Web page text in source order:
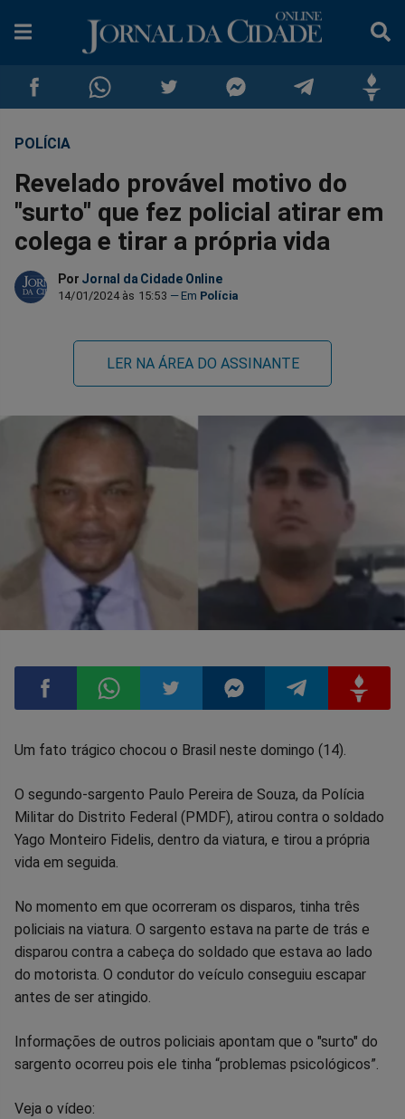
Compartilhar
no
Facebook
Compartilhar
no
Whatsapp
no
Twitter
no
Messenger
no
Telegram
POLÍCIA
Revelado provável motivo do
"surto" que fez policial atirar em
colega e tirar a própria vida
Por Jornal da Cidade Online
14/01/2024 às 15:53 Polícia
LER NA ÁREA DO ASSINANTE
Compartilhar
no
Facebook
Compartilhar
no
Whatsapp
Compartilhar
no
Twitter
Compartilhar
no
Messenger
Compartilhar
no
Telegram
no
Gettr
Um fato trágico chocou o Brasil neste domingo (14).
O segundo-sargento Paulo Pereira de Souza, da Polícia
Militar do Distrito Federal (PMDF), atirou contra o soldado
Yago Monteiro Fidelis, dentro da viatura, e tirou a própria
vida em seguida.
No momento em que ocorreram os disparos, tinha três
policiais na viatura. O sargento estava na parte de trás e
disparou contra a cabeça do soldado que estava ao lado
do motorista. O condutor do veículo conseguiu escapar
antes de ser atingido.
Informações de outros policiais apontam que o "surto" do
sargento ocorreu pois ele tinha “problemas psicológicos”.
Veja o vídeo: